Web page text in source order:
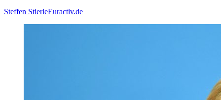
Steffen StierleEuractiv.de